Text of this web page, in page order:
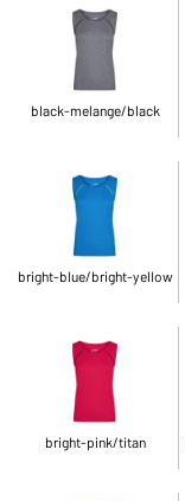
black-melange/black
bright-blue/bright-yellow
bright-pink/titan